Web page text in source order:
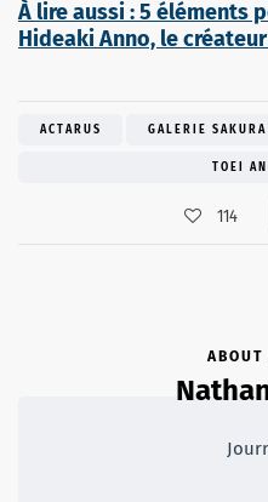
À lire aussi : 5 éléments
Hideaki Anno, le
ACTARUS GALERIE SAKURA
TOEI
114
ABOUT